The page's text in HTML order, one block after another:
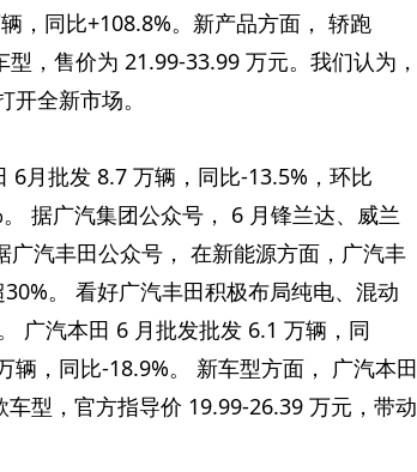
，同比+108.8%。新产品方面， 轿跑
，售价为 21.99-33.99 万元。我们认为，
全新市场。
月批发 8.7 万辆，同比-13.5%，环比
据广汽集团公众号， 6 月锋兰达、威兰
汽丰田公众号， 在新能源方面，广汽丰
。 看好广汽丰田积极布局纯电、混动
广汽本田 6 月批发批发 6.1 万辆，同
辆，同比-18.9%。 新车型方面， 广汽本田
型，官方指导价 19.99-26.39 万元，带动